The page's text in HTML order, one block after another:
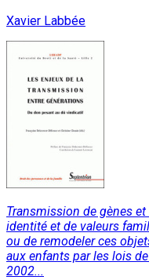
Xavier Labbée
Transmission de gènes
identité et de valeurs
ou de remodeler ces
aux enfants par les lois
2002...